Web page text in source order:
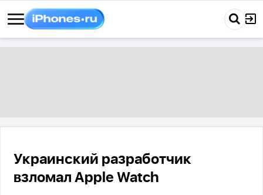
Украинский разработчик
взломал Apple Watch